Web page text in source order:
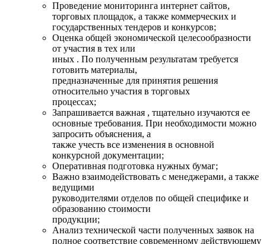
Проведение мониторинга интернет сайтов,
торговых площадок, а также коммерческих и
государственных тендеров и конкурсов;
Оценка общей экономической целесообразности
от участия в тех или
иных . По полученным результатам требуется
готовить материалы,
предназначенные для принятия решения
относительно участия в торговых
процессах;
Запрашивается важная , тщательно изучаются ее
основные требования. При необходимости можно
запросить объяснения, а
также учесть все изменения в основной
конкурсной документации;
Оперативная подготовка нужных бумаг;
Важно взаимодействовать с менеджерами, а также
ведущими
руководителями отделов по общей специфике и
образованию стоимости
продукции;
Анализ технической части полученных заявок на
полное соответствие современному действующему